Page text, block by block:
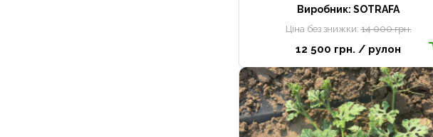
Виробник:SOTRAFA
Ціна без знижки:14 000 грн.
12 500 грн. / рулон